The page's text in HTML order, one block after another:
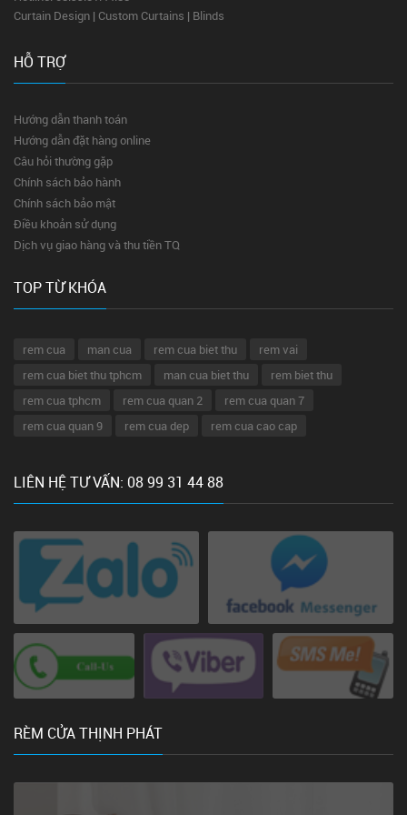
Curtain Design | Custom Curtains | Blinds
HỖ TRỢ
Hướng dẫn thanh toán
Hướng dẫn đặt hàng online
Câu hỏi thường gặp
Chính sách bảo hành
Chính sách bảo mật
Điều khoản sử dụng
Dịch vụ giao hàng và thu tiền TQ
TOP TỪ KHÓA
rem cua man cua rem cua biet thu
rem vai
rem cua biet thu tphcm
man cua biet thu
rem biet thu
rem cua tphcm
rem cua quan 2
rem cua quan 7
rem cua quan 9
rem cua dep rem cua cao cap
LIÊN HỆ TƯ VẤN: 08 99 31 44 88
RÈM CỬA THỊNH PHÁT